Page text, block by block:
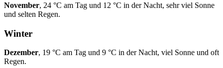
November, 24 °C am Tag und 12 °C in der Nacht, sehr viel Sonne
und selten Regen.
Winter
Dezember, 19 °C am Tag und 9 °C in der Nacht, viel Sonne und oft
Regen.